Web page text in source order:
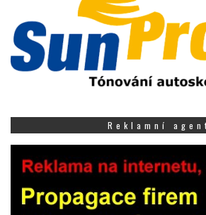
Reklamní